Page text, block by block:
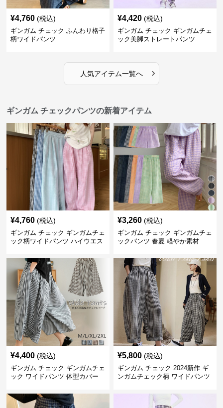
¥4,760 (税込)
ギンガム チェック ふんわり格子
柄ワイドパンツ
¥4,420 (税込)
ギンガム チェック ギンガムチェ
ック美脚ストレートパンツ
人気アイテム一覧へ ›
ギンガム チェックパンツの新着アイテム
¥4,760 (税込)
ギンガム チェック ギンガムチェ
ック柄ワイドパンツ ハイウエス
¥3,260 (税込)
ギンガム チェック ギンガムチェ
ックパンツ 春夏 軽やか素材
¥4,400 (税込)
ギンガム チェック ギンガムチェ
ック ワイドパンツ 体型カバー
¥5,800 (税込)
ギンガム チェック 2024新作 ギ
ンガムチェック柄 ワイドパンツ